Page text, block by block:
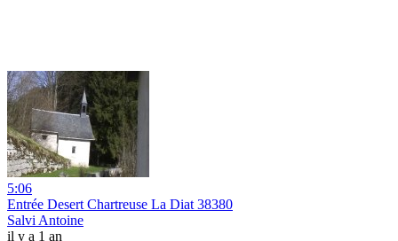
5:06
Entrée Desert Chartreuse La Diat 38380
Salvi Antoine
il y a 1 an